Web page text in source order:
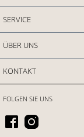
SERVICE
ÜBER UNS
KONTAKT
FOLGEN SIE UNS